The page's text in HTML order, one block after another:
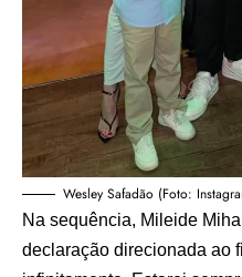
Wesley Safadão (Foto:
Na sequência, Mileide
declaração direcionada ao